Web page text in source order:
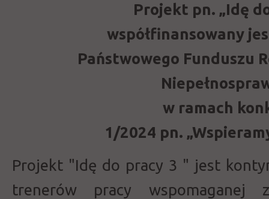
Projekt pn. „Idę
współfinansowany
Państwowego Funduszu
w ramach
1/2024 pn.
Projekt "Idę do pracy 3 " jest
trenerów pracy